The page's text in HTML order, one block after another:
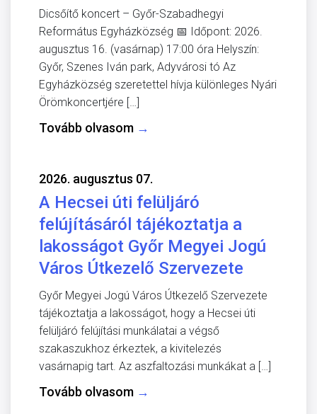
Dicsőítő koncert – Győr-Szabadhegyi
Református Egyházközség 📅 Időpont: 2026.
augusztus 16. (vasárnap) 17:00 óra Helyszín:
Győr, Szenes Iván park, Adyvárosi tó Az
Egyházközség szeretettel hívja különleges Nyári
Örömkoncertjére […]
Tovább olvasom →
2026. augusztus 07.
A Hecsei úti felüljáró
felújításáról tájékoztatja a
lakosságot Győr Megyei Jogú
Város Útkezelő Szervezete
Győr Megyei Jogú Város Útkezelő Szervezete
tájékoztatja a lakosságot, hogy a Hecsei úti
felüljáró felújítási munkálatai a végső
szakaszukhoz érkeztek, a kivitelezés
vasárnapig tart. Az aszfaltozási munkákat a […]
Tovább olvasom →